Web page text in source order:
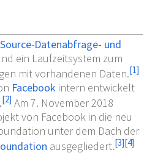
-Datenabfrage- und
ein Laufzeitsystem zum
mit vorhandenen Daten.[1]
Facebook intern entwickelt
[2] Am 7. November 2018
von Facebook in die neu
unter dem Dach der
ausgegliedert.[3][4]